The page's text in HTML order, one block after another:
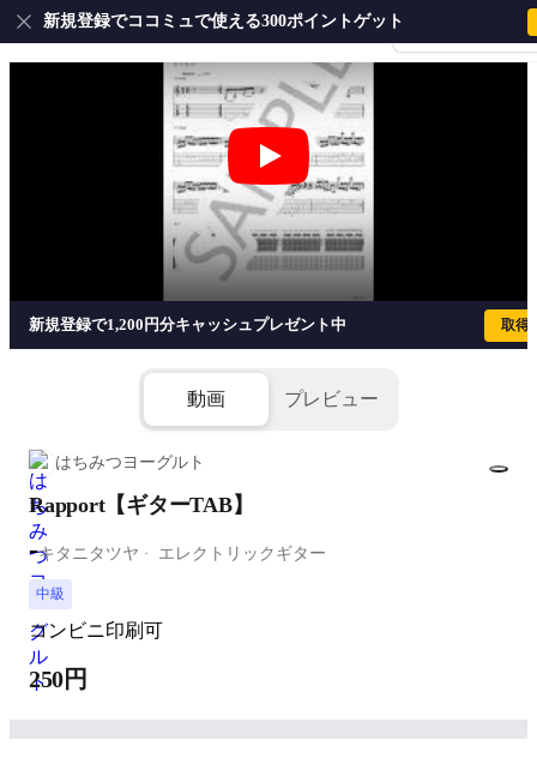
会員登録・ログイ
新規登録でココミュで使える300ポイントゲット
Rapport【ギターTAB】 - キタニタツヤ
新規登録で1,200円分キャッシュプレゼント中 取得
動画 プレビュー
はちみつヨーグルト
Rapport【ギターTAB】
-キタニタツヤ エレクトリックギター
中級
コンビニ印刷可
250円